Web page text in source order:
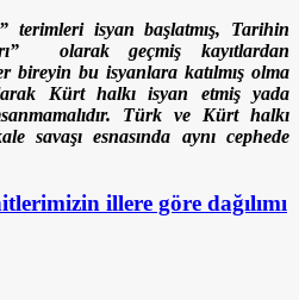
terimleri isyan başlatmış, Tarihin
olarak geçmiş kayıtlardan
bireyin bu isyanlara katılmış olma
Kürt halkı isyan etmiş yada
Türk ve Kürt halkı
savaşı esnasında aynı cephede
illere göre dağılımı